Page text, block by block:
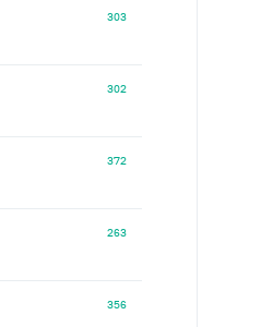
303
302
372
263
356